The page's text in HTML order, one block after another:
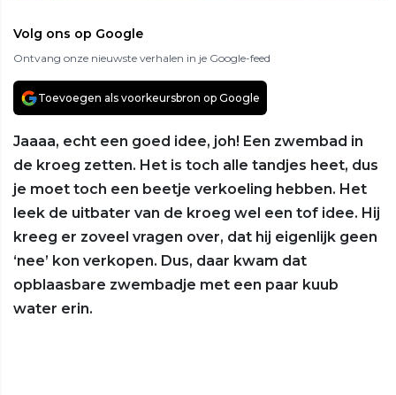
Volg ons op Google
Ontvang onze nieuwste verhalen in je Google-feed
Toevoegen als voorkeursbron op Google
Jaaaa, echt een goed idee, joh! Een zwembad in
de kroeg zetten. Het is toch alle tandjes heet, dus
je moet toch een beetje verkoeling hebben. Het
leek de uitbater van de kroeg wel een tof idee. Hij
kreeg er zoveel vragen over, dat hij eigenlijk geen
‘nee’ kon verkopen. Dus, daar kwam dat
opblaasbare zwembadje met een paar kuub
water erin.